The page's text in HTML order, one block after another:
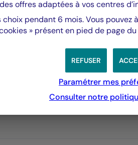
offres adaptées à vos centres
choix pendant 6 mois. Vous
» présent en pied de page
REFUSER
Paramétrer mes
Consulter notre